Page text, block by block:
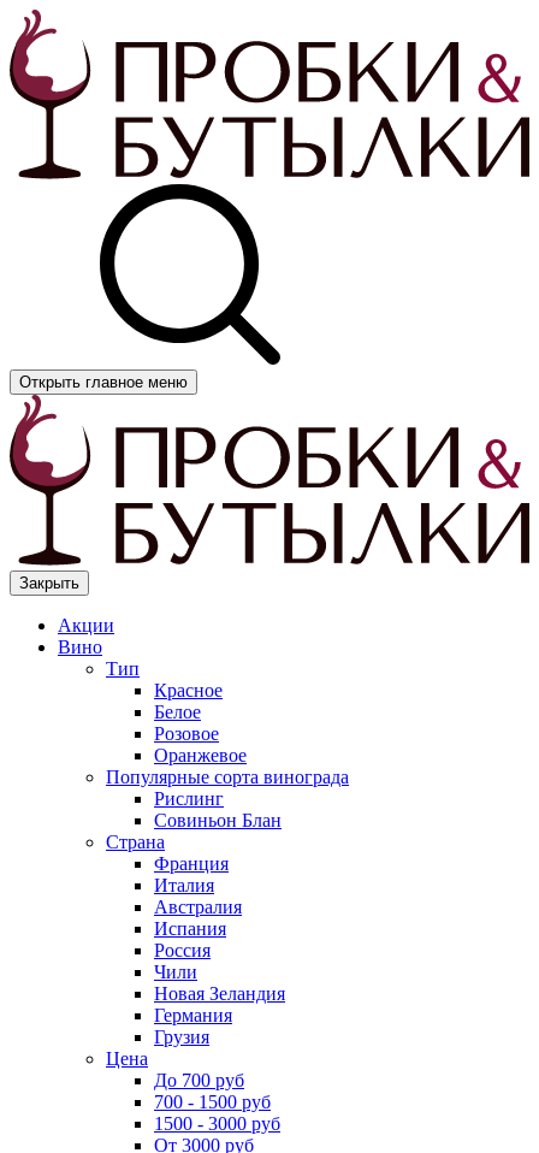
Открыть главное меню
Закрыть
Акции
Вино
Тип
Красное
Белое
Розовое
Оранжевое
Популярные сорта винограда
Рислинг
Совиньон Блан
Страна
Франция
Италия
Австралия
Испания
Россия
Чили
Новая Зеландия
Германия
Грузия
Цена
До 700 руб
700 - 1500 руб
1500 - 3000 руб
От 3000 руб